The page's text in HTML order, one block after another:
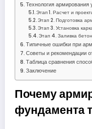
Технология армирования
Этап 1. Расчет и
Этап 2. Подготовка
Этап 3. Установка
Этап 4. Заливка
Типичные ошибки при
Советы и рекомендации
Таблица сравнения
Заключение
Почему
фундамента